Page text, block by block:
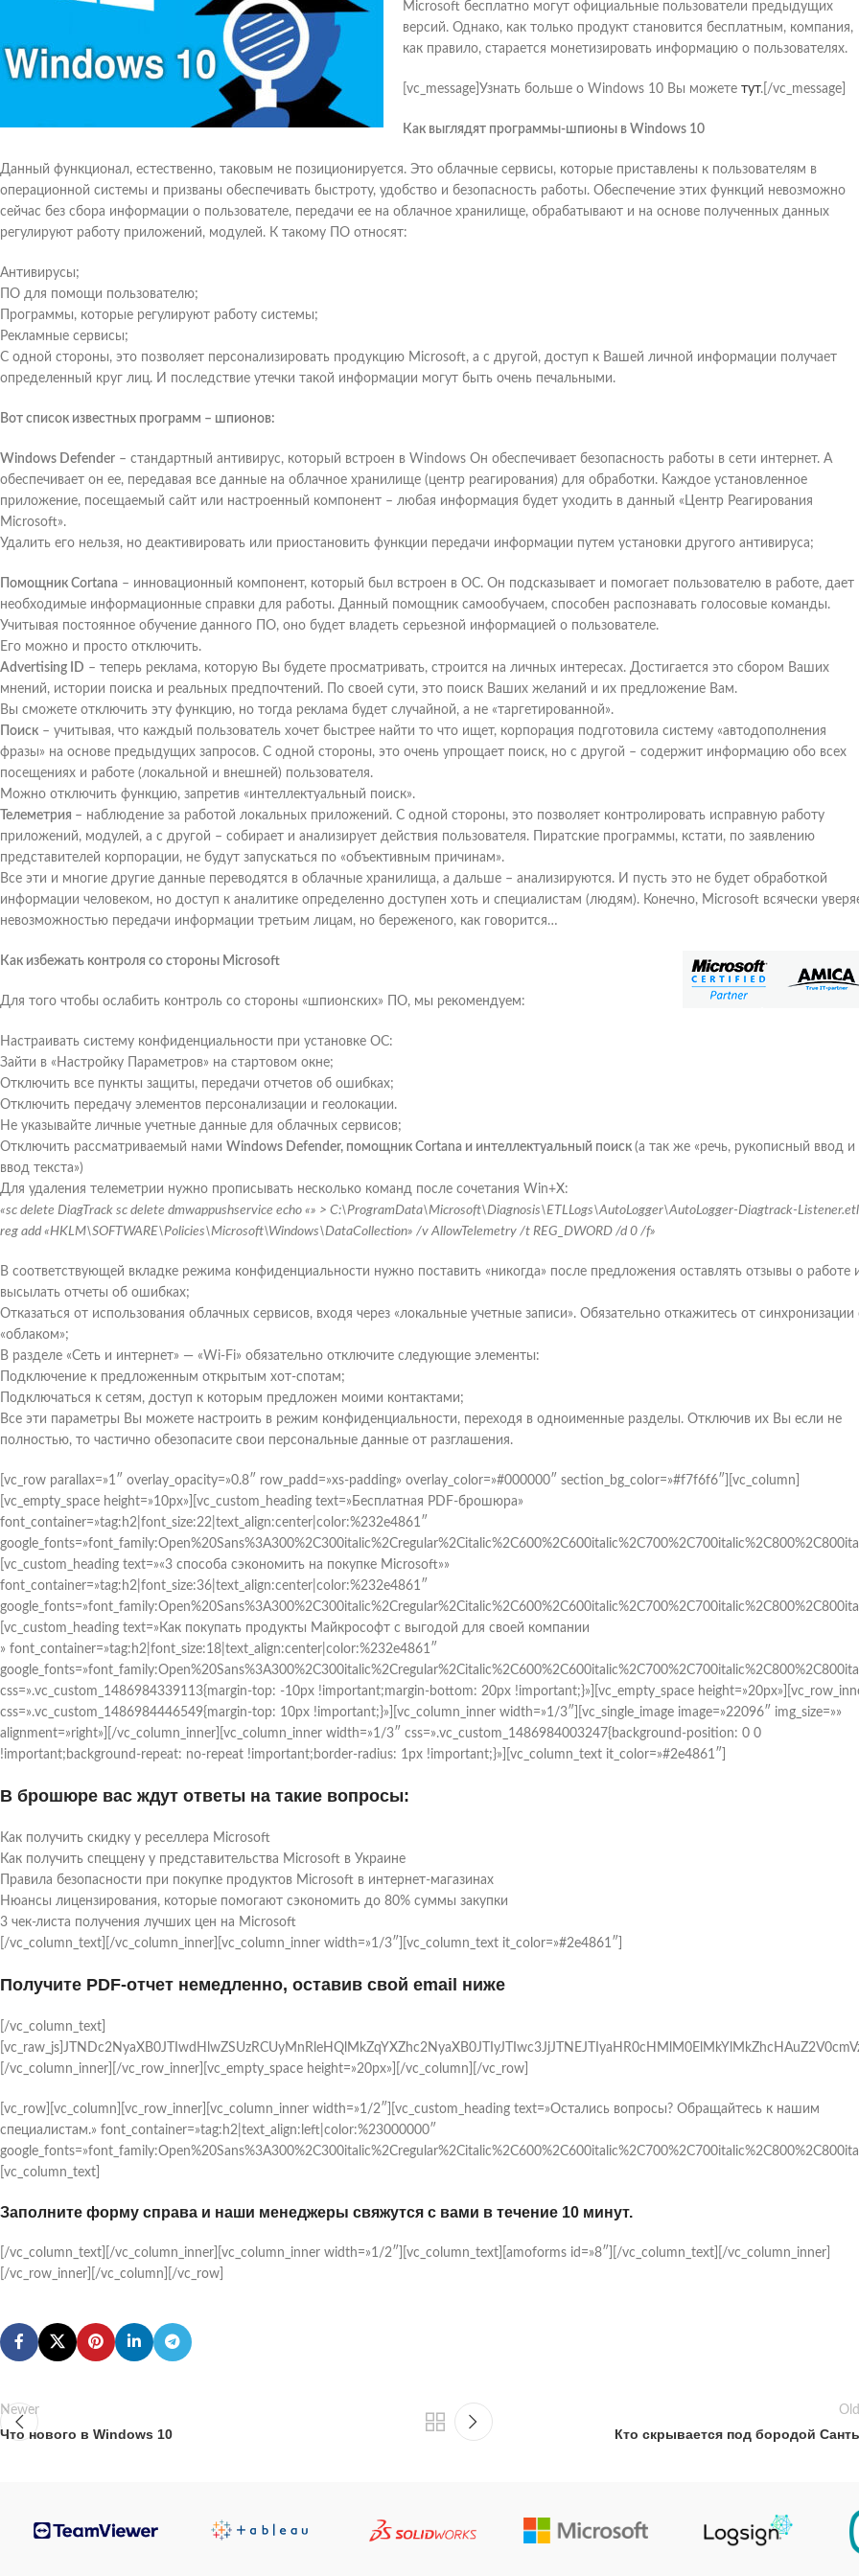
Microsoft бесплатно могут официальные пользователи предыдущих
версий. Однако, как только продукт становится бесплатным, компания,
как правило, старается монетизировать информацию о пользователях.
[vc_message]Узнать больше о Windows 10 Вы можете тут.[/vc_message]
Как выглядят программы-шпионы в Windows 10
Данный функционал, естественно, таковым не позиционируется. Это облачные сервисы, которые приставлены к пользователям в
операционной системы и призваны обеспечивать быстроту, удобство и безопасность работы. Обеспечение этих функций невозможно
сейчас без сбора информации о пользователе, передачи ее на облачное хранилище, обрабатывают и на основе полученных данных
регулируют работу приложений, модулей. К такому ПО относят:
Антивирусы;
ПО для помощи пользователю;
Программы, которые регулируют работу системы;
Рекламные сервисы;
С одной стороны, это позволяет персонализировать продукцию Microsoft, а с другой, доступ к Вашей личной информации получает
определенный круг лиц. И последствие утечки такой информации могут быть очень печальными.
Вот список известных программ – шпионов:
Windows Defender – стандартный антивирус, который встроен в Windows Он обеспечивает безопасность работы в сети интернет. А
обеспечивает он ее, передавая все данные на облачное хранилище (центр реагирования) для обработки. Каждое установленное
приложение, посещаемый сайт или настроенный компонент – любая информация будет уходить в данный «Центр Реагирования
Microsoft».
Удалить его нельзя, но деактивировать или приостановить функции передачи информации путем установки другого антивируса;
Помощник Cortana – инновационный компонент, который был встроен в ОС. Он подсказывает и помогает пользователю в работе, дает
необходимые информационные справки для работы. Данный помощник самообучаем, способен распознавать голосовые команды.
Учитывая постоянное обучение данного ПО, оно будет владеть серьезной информацией о пользователе.
Его можно и просто отключить.
Advertising ID – теперь реклама, которую Вы будете просматривать, строится на личных интересах. Достигается это сбором Ваших
мнений, истории поиска и реальных предпочтений. По своей сути, это поиск Ваших желаний и их предложение Вам.
Вы сможете отключить эту функцию, но тогда реклама будет случайной, а не «таргетированной».
Поиск – учитывая, что каждый пользователь хочет быстрее найти то что ищет, корпорация подготовила систему «автодополнения
фразы» на основе предыдущих запросов. С одной стороны, это очень упрощает поиск, но с другой – содержит информацию обо всех
посещениях и работе (локальной и внешней) пользователя.
Можно отключить функцию, запретив «интеллектуальный поиск».
Телеметрия – наблюдение за работой локальных приложений. С одной стороны, это позволяет контролировать исправную работу
приложений, модулей, а с другой – собирает и анализирует действия пользователя. Пиратские программы, кстати, по заявлению
представителей корпорации, не будут запускаться по «объективным причинам».
Все эти и многие другие данные переводятся в облачные хранилища, а дальше – анализируются. И пусть это не будет обработкой
информации человеком, но доступ к аналитике определенно доступен хоть и специалистам (людям). Конечно, Microsoft всячески
невозможностью передачи информации третьим лицам, но береженого, как говорится…
Как избежать контроля со стороны Microsoft
Для того чтобы ослабить контроль со стороны «шпионских» ПО, мы рекомендуем:
Настраивать систему конфиденциальности при установке ОС:
Зайти в «Настройку Параметров» на стартовом окне;
Отключить все пункты защиты, передачи отчетов об ошибках;
Отключить передачу элементов персонализации и геолокации.
Не указывайте личные учетные данные для облачных сервисов;
Отключить рассматриваемый нами Windows Defender, помощник Cortana и интеллектуальный поиск (а так же «речь, рукописный ввод и
ввод текста»)
Для удаления телеметрии нужно прописывать несколько команд после сочетания Win+X:
«sc delete DiagTrack sc delete dmwappushservice echo «» > C:\ProgramData\Microsoft\Diagnosis\ETLLogs\AutoLogger\AutoLogger-Diagtrack-Listener.etl
reg add «HKLM\SOFTWARE\Policies\Microsoft\Windows\DataCollection» /v AllowTelemetry /t REG_DWORD /d 0 /f»
В соответствующей вкладке режима конфиденциальности нужно поставить «никогда» после предложения оставлять отзывы о работе
высылать отчеты об ошибках;
Отказаться от использования облачных сервисов, входя через «локальные учетные записи». Обязательно откажитесь от синхронизации
«облаком»;
В разделе «Сеть и интернет» — «Wi-Fi» обязательно отключите следующие элементы:
Подключение к предложенным открытым хот-спотам;
Подключаться к сетям, доступ к которым предложен моими контактами;
Все эти параметры Вы можете настроить в режим конфиденциальности, переходя в одноименные разделы. Отключив их Вы если не
полностью, то частично обезопасите свои персональные данные от разглашения.
[vc_row parallax=»1″ overlay_opacity=»0.8″ row_padd=»xs-padding» overlay_color=»#000000″ section_bg_color=»#f7f6f6″][vc_column]
[vc_empty_space height=»10px»][vc_custom_heading text=»Бесплатная PDF-брошюра»
font_container=»tag:h2|font_size:22|text_align:center|color:%232e4861″
[vc_custom_heading text=»«3 способа сэкономить на покупке Microsoft»»
font_container=»tag:h2|font_size:36|text_align:center|color:%232e4861″
[vc_custom_heading text=»Как покупать продукты Майкрософт с выгодой для своей компании
» font_container=»tag:h2|font_size:18|text_align:center|color:%232e4861″
css=».vc_custom_1486984339113{margin-top: -10px !important;margin-bottom: 20px !important;}»][vc_empty_space
css=».vc_custom_1486984446549{margin-top: 10px !important;}»][vc_column_inner width=»1/3″][vc_single_image image=»22096″ img_size=»»
alignment=»right»][/vc_column_inner][vc_column_inner width=»1/3″ css=».vc_custom_1486984003247{background-position: 0 0
!important;background-repeat: no-repeat !important;border-radius: 1px !important;}»][vc_column_text it_color=»#2e4861″]
В брошюре вас ждут ответы на такие вопросы:
Как получить скидку у реселлера Microsoft
Как получить спеццену у представительства Microsoft в Украине
Правила безопасности при покупке продуктов Microsoft в интернет-магазинах
Нюансы лицензирования, которые помогают сэкономить до 80% суммы закупки
3 чек-листа получения лучших цен на Microsoft
[/vc_column_text][/vc_column_inner][vc_column_inner width=»1/3″][vc_column_text it_color=»#2e4861″]
Получите PDF-отчет немедленно, оставив свой email ниже
[/vc_column_text]
[/vc_column_inner][/vc_row_inner][vc_empty_space height=»20px»][/vc_column][/vc_row]
[vc_row][vc_column][vc_row_inner][vc_column_inner width=»1/2″][vc_custom_heading text=»Остались вопросы? Обращайтесь к нашим
специалистам.» font_container=»tag:h2|text_align:left|color:%23000000″
[vc_column_text]
Заполните форму справа и наши менеджеры свяжутся с вами в течение 10 минут.
[/vc_column_text][/vc_column_inner][vc_column_inner width=»1/2″][vc_column_text][amoforms id=»8″][/vc_column_text][/vc_column_inner]
[/vc_row_inner][/vc_column][/vc_row]
Newer
Что нового в Windows 10 Кто скрывается под бородой